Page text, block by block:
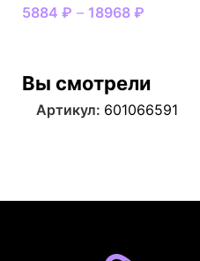
5884 ₽ – 18968 ₽
Вы смотрели
Артикул: 601066591